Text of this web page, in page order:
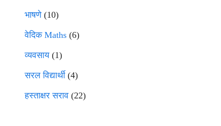
भाषणे(10)
वेदिक Maths (6)
व्यवसाय(1)
सरल विद्यार्थी(4)
हस्ताक्षर सराव (22)